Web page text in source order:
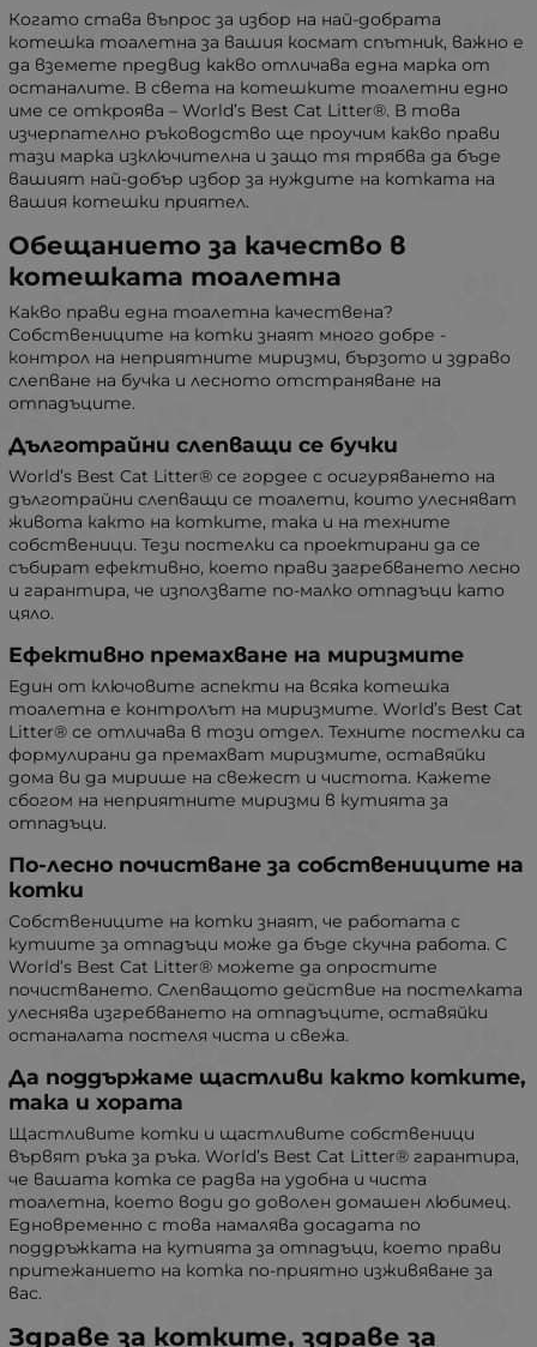
Когато става въпрос за избор на най-добрата
котешка тоалетна за вашия космат спътник, важно е
да вземете предвид какво отличава една марка от
останалите. В света на котешките тоалетни едно
име се откроява – World’s Best Cat Litter®. В това
изчерпателно ръководство ще проучим какво прави
тази марка изключителна и защо тя трябва да бъде
вашият най-добър избор за нуждите на котката на
вашия котешки приятел.
Обещанието за качество в
котешката тоалетна
Какво прави една тоалетна качествена?
Собствениците на котки знаят много добре -
контрол на неприятните миризми, бързото и здраво
слепване на бучка и лесното отстраняване на
отпадъците.
Дълготрайни слепващи се бучки
World’s Best Cat Litter® се гордее с осигуряването на
дълготрайни слепващи се тоалети, които улесняват
живота както на котките, така и на техните
собственици. Тези постелки са проектирани да се
събират ефективно, което прави загребването лесно
и гарантира, че използвате по-малко отпадъци като
цяло.
Ефективно премахване на миризмите
Един от ключовите аспекти на всяка котешка
тоалетна е контролът на миризмите. World’s Best Cat
Litter® се отличава в този отдел. Техните постелки са
формулирани да премахват миризмите, оставяйки
дома ви да мирише на свежест и чистота. Кажете
сбогом на неприятните миризми в кутията за
отпадъци.
По-лесно почистване за собствениците на
котки
Собствениците на котки знаят, че работата с
кутиите за отпадъци може да бъде скучна работа. С
World’s Best Cat Litter® можете да опростите
почистването. Слепващото действие на постелката
улеснява изгребването на отпадъците, оставяйки
останалата постеля чиста и свежа.
Да поддържаме щастливи както котките,
така и хората
Щастливите котки и щастливите собственици
вървят ръка за ръка. World’s Best Cat Litter® гарантира,
че вашата котка се радва на удобна и чиста
тоалетна, което води до доволен домашен любимец.
Едновременно с това намалява досадата по
поддръжката на кутията за отпадъци, което прави
притежанието на котка по-приятно изживяване за
вас.
Здраве за котките, здраве за